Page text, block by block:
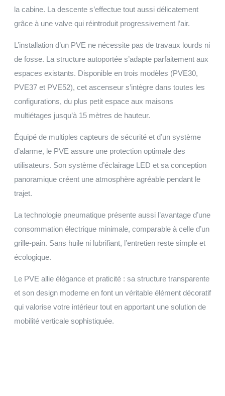
la cabine. La descente s’effectue tout aussi délicatement
grâce à une valve qui réintroduit progressivement l’air.
L’installation d’un PVE ne nécessite pas de travaux lourds ni
de fosse. La structure autoportée s’adapte parfaitement aux
espaces existants. Disponible en trois modèles (PVE30,
PVE37 et PVE52), cet ascenseur s’intègre dans toutes les
configurations, du plus petit espace aux maisons
multiétages jusqu’à 15 mètres de hauteur.
Équipé de multiples capteurs de sécurité et d’un système
d’alarme, le PVE assure une protection optimale des
utilisateurs. Son système d’éclairage LED et sa conception
panoramique créent une atmosphère agréable pendant le
trajet.
La technologie pneumatique présente aussi l’avantage d’une
consommation électrique minimale, comparable à celle d’un
grille-pain. Sans huile ni lubrifiant, l’entretien reste simple et
écologique.
Le PVE allie élégance et praticité : sa structure transparente
et son design moderne en font un véritable élément décoratif
qui valorise votre intérieur tout en apportant une solution de
mobilité verticale sophistiquée.